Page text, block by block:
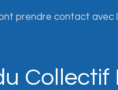
prendre contact avec
Collectif